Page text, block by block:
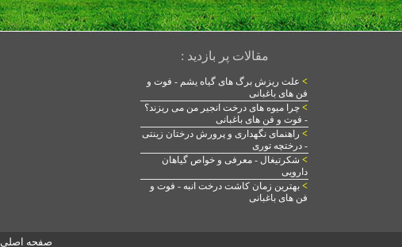
مقالات پر بازدید :
> علت ریزش برگ های گیاه یشم - فوت و
فن های باغبانی
> چرا میوه های درخت انجیر من می ریزند؟
- فوت و فن های باغبانی
> راهنمای نگهداری و پرورش درختان زینتی
- درختچه توری
> شکرتیغال - معرفی و خواص گیاهان
دارویی
> بهترین زمان کاشت درخت انبه - فوت و
فن های باغبانی
صفحه اصلی